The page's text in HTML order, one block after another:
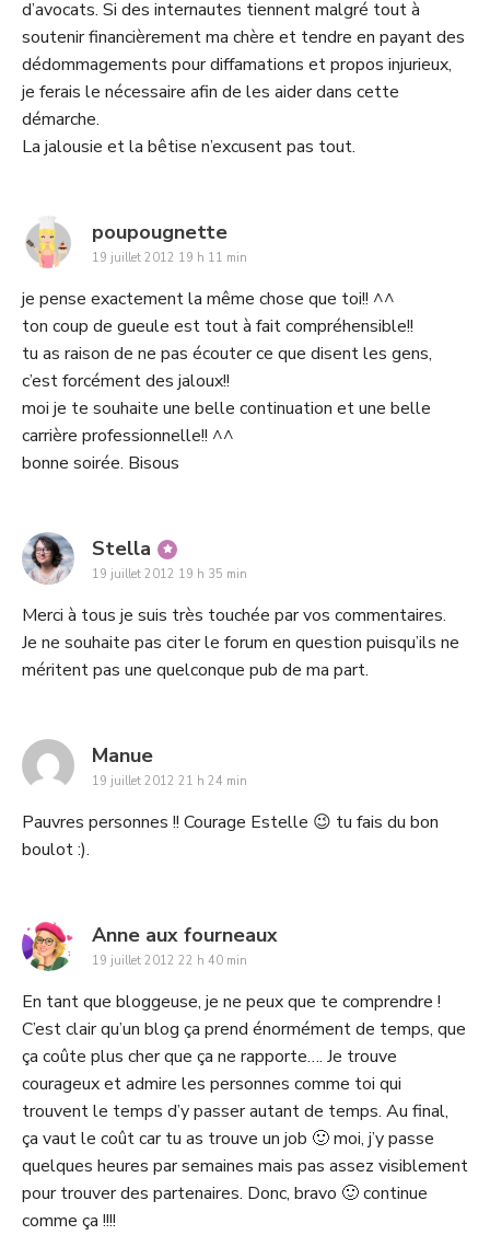
d’avocats. Si des internautes tiennent malgré tout à
soutenir financièrement ma chère et tendre en payant des
dédommagements pour diffamations et propos injurieux,
je ferais le nécessaire afin de les aider dans cette
démarche.
La jalousie et la bêtise n’excusent pas tout.
poupougnettesays:
19 juillet 2012 19 h 11 min
je pense exactement la même chose que toi!! ^^
ton coup de gueule est tout à fait compréhensible!!
tu as raison de ne pas écouter ce que disent les gens,
c’est forcément des jaloux!!
moi je te souhaite une belle continuation et une belle
carrière professionnelle!! ^^
bonne soirée. Bisous
Stella says:
19 juillet 2012 19 h 35 min
Merci à tous je suis très touchée par vos commentaires.
Je ne souhaite pas citer le forum en question puisqu’ils ne
méritent pas une quelconque pub de ma part.
Manuesays:
19 juillet 2012 21 h 24 min
Pauvres personnes !! Courage Estelle 😉 tu fais du bon
boulot :).
Anne aux fourneauxsays:
19 juillet 2012 22 h 40 min
En tant que bloggeuse, je ne peux que te comprendre !
C’est clair qu’un blog ça prend énormément de temps, que
ça coûte plus cher que ça ne rapporte…. Je trouve
courageux et admire les personnes comme toi qui
trouvent le temps d’y passer autant de temps. Au final,
ça vaut le coût car tu as trouve un job 🙂 moi, j’y passe
quelques heures par semaines mais pas assez visiblement
pour trouver des partenaires. Donc, bravo 🙂 continue
comme ça !!!!